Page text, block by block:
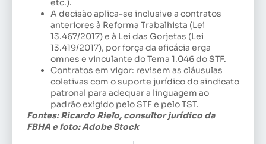
etc.).
A decisão aplica-se inclusive a contratos
anteriores à Reforma Trabalhista (Lei
13.467/2017) e à Lei das Gorjetas (Lei
13.419/2017), por força da eficácia erga
omnes e vinculante do Tema 1.046 do STF.
Contratos em vigor: revisem as cláusulas
coletivas com o suporte jurídico do sindicato
patronal para adequar a linguagem ao
padrão exigido pelo STF e pelo TST.
Fontes: Ricardo Rielo, consultor jurídico da
FBHA e foto: Adobe Stock